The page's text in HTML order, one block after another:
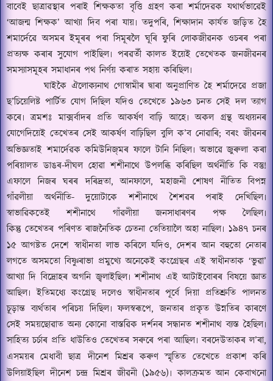
বাবেই ছাত্ৰাৱস্থাৰ পৰাই শিক্ষকতা বৃত্তি গ্ৰহণ কৰা শৰ্মাদেৱক যথাৰ্থভাৱেই
‘আজন্ম শিক্ষক’আখ্যা দিব পৰা যায়৷ তদুপৰি,শিক্ষাদান কাৰ্যত জড়িত হৈ
শমাৰ্দেৱে অসমৰ ইমূৰৰ পৰা সিমূৰলৈ ঘূৰি ফুৰি লোকজীৱনক ওচৰৰ পৰা
প্ৰত্যক্ষ কৰাৰ সুযোগ পাইছিল৷ পৰৱৰ্তী কালত ইয়েই তেখেতক জনজীৱনৰ
সমস্যাসমূহৰ সমাধানৰ পথ নিৰ্ণয় কৰাত সহায় কৰিছিল৷
ঘাইকৈ ঐলোক্যনাথ গোস্বামীৰ দ্বাৰা অনুপ্ৰাণিত হৈ শৰ্মাদেৱে প্ৰজা
ছ’চিয়েলিষ্ট পাৰ্টিত যোগ দিছিল যদিও তেখেতে ১৯৬৩ চনত সেই দল ত্যাগ
কৰে৷ ত্ৰমশঃ মাক্সৰ্বাদৰ প্ৰতি আকৰ্ষণ বাঢ়ি আহে৷ অকল গ্ৰন্থ অধ্যয়নৰ
যোগেদিয়েইতেখেতৰসেই আকৰ্ষণ বাঢ়িছিল বুলি ক’ব নোৱাৰি;বৰং জীৱনৰ
অভিজ্ঞতাই শমাৰ্দেৱক কমিউনিজ্‌মৰ ফালে টানি নিছিল৷ অভাৱে জুৰুলা কৰা
পৰিয়ালত ডাঙৰ-দীঘল হোৱা শশীনাথে উপলব্ধি কৰিছিল অৰ্থনীতি কি বস্তু!
এফালে নিজৰ ঘৰৰ দৰিদ্ৰতা,আনফালে,মহাজনী শোষণ নীতিত বিপন্ন
গাঁৱলীয়া অৰ্থনীতি- দুয়োটাকে
শশীনাথে শৈশৱৰ পৰাই দেখিছিল৷
স্বাভাৱিকতেই শশীনাথে গাঁৱলীয়া জনসাধাৰণৰ পক্ষ লৈছিল৷
কিন্তুতেখেতৰপৰিণত ৰাজনৈতিক চেতনা তেতিয়ালৈ অহা নাছিল৷ ১৯৪৭ চনৰ
১৫ আগষ্টত দেশে স্বাধীনতা লাভ কৰিলে যদিও,দেশৰ আন বহুতো নেতাৰ
লগতে অসমতো বিষ্ণুৰাভা প্ৰমুখ্যে অনেকেই কংগ্ৰেছৰ এই স্বাধীনতাক ‘ভুৱা’
আখ্যা দি বিদ্ৰোহৰ অগনি জ্বলাইছিল৷ শশীনাথ এই আটাইবোৰৰ বিষয়ে জ্ঞাত
আছিল৷ ইতিমধ্যে কংগ্ৰেছ দলেও স্বাধীনতাৰ পূৰ্বে দিয়া প্ৰতিশ্ৰুতি পালনত
চূড়ান্ত ব্যৰ্থতাৰ পৰিচয় দিছিল৷ ফলস্বৰূপে,জনতাৰ প্ৰকৃত উন্নতিৰ কাৰণে
সেই সময়ছোৱাত অন্য কোনো বাস্তৱিক দৰ্শনৰ সন্ধানত শশীনাথ ব্যস্ত হৈছিল৷
সাহিত্য চৰ্চাৰ প্ৰতি ধাউতিও তেখেতৰসৰুৰে পৰা আছিল৷ বৰদেউতাকৰ ল’ৰা,
এসময়ৰ মেধাবী ছাত্ৰ দীনেশ মিশ্ৰৰ কৰুণ স্মৃতিত তেখেতে প্ৰকাশ কৰি
উলিয়াইছিল দীনেশ চন্দ্ৰ মিশ্ৰৰ জীৱনী (১৯৫৬)৷ কালক্ৰমত আন কেবাখনো